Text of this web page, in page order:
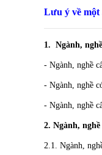
Lưu ý về một
1. Ngành,
- Ngành, nghề
- Ngành, nghề
- Ngành, nghề
2. Ngành,
2.1. Ngành,